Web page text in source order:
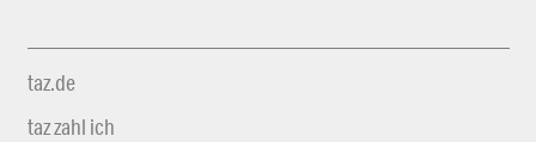
taz.de
taz zahl ich